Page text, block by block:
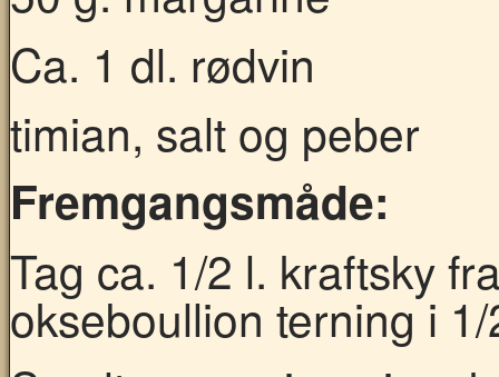
Ca. 1 dl. rødvin
timian, salt og peber
Fremgangsmåde:
Tag ca. 1/2 l. kraftsky
okseboullion terning i